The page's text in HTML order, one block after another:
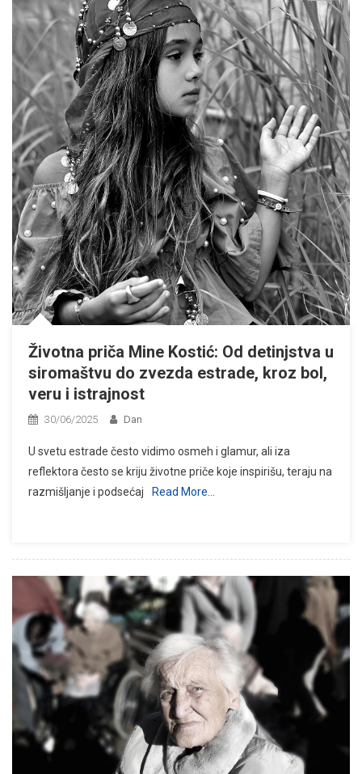
Životna priča Mine Kostić: Od detinjstva u
siromaštvu do zvezda estrade, kroz bol,
veru i istrajnost
30/06/2025 Dan
U svetu estrade često vidimo osmeh i glamur, ali iza
reflektora često se kriju životne priče koje inspirišu, teraju na
razmišljanje i podsećaj
Read More…